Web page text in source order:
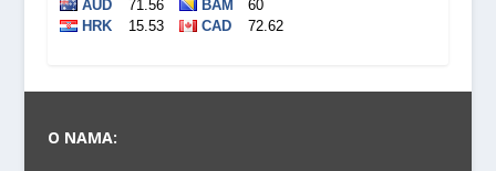
O NAMA: